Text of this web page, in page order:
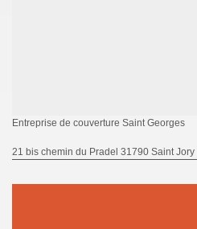
Entreprise de couverture Saint Georges
21 bis chemin du Pradel 31790 Saint Jory